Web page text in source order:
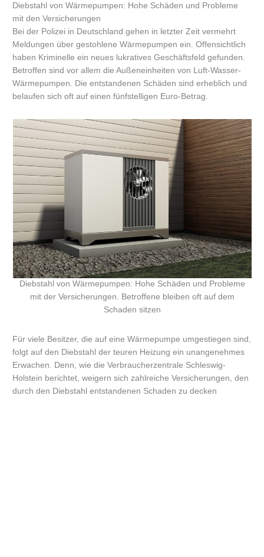
Diebstahl von Wärmepumpen: Hohe Schäden und Probleme
mit den Versicherungen
Bei der Polizei in Deutschland gehen in letzter Zeit vermehrt
Meldungen über gestohlene Wärmepumpen ein. Offensichtlich
haben Kriminelle ein neues lukratives Geschäftsfeld gefunden.
Betroffen sind vor allem die Außeneinheiten von Luft-Wasser-
Wärmepumpen. Die entstandenen Schäden sind erheblich und
belaufen sich oft auf einen fünfstelligen Euro-Betrag.
Diebstahl von Wärmepumpen: Hohe Schäden und Probleme
mit der Versicherungen. Betroffene bleiben oft auf dem
Schaden sitzen
Für viele Besitzer, die auf eine Wärmepumpe umgestiegen sind,
folgt auf den Diebstahl der teuren Heizung ein unangenehmes
Erwachen. Denn, wie die Verbraucherzentrale Schleswig-
Holstein berichtet, weigern sich zahlreiche Versicherungen, den
durch den Diebstahl entstandenen Schaden zu decken